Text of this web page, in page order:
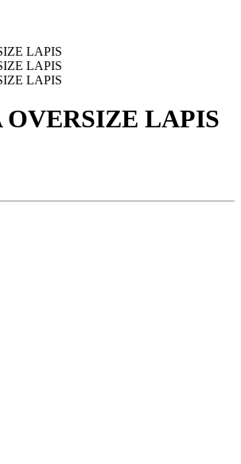
OVERSIZE LAPIS